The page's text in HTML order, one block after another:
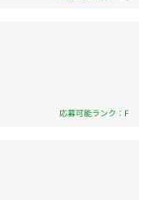
。
応募可能ランク：F